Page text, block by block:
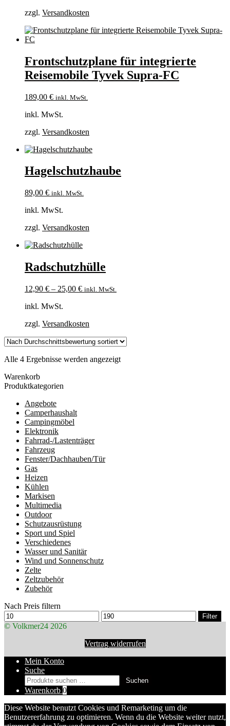
zzgl. Versandkosten
Frontschutzplane für integrierte
Reisemobile Tyvek Supra-FC
189,00 € inkl. MwSt.
inkl. MwSt.
zzgl. Versandkosten
Hagelschutzhaube
89,00 € inkl. MwSt.
inkl. MwSt.
zzgl. Versandkosten
Radschutzhülle
12,90 € – 25,00 € inkl. MwSt.
inkl. MwSt.
zzgl. Versandkosten
Alle 4 Ergebnisse werden angezeigtNach
Warenkorb
Produktkategorien
Angebote
Camperhaushalt
Campingmöbel
Elektronik
Fahrrad-/Lastenträger
Fahrzeug
Fenster/Dachhauben/Tür
Gas
Heizen
Kühlen
Markisen
Multimedia
Outdoor
Schutzausrüstung
Sport und Spiel
Verschiedenes
Wasser und Sanitär
Wind und Sonnenschutz
Zelte
Zeltzubehör
Zubehör
Nach Preis filtern
Min.
Preis
Max.
Preis
Filter
© Volkmer24 2026
Vertrag widerrufen
Mein Konto
Suche
Suchen
nach:
Suchen
Warenkorb 0
Diese Website benutzt Cookies und Remarketing um die
Benutzererfahrung zu optimieren. Wenn du die Website weiter nutzt,